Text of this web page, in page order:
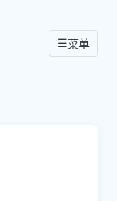
☰菜单